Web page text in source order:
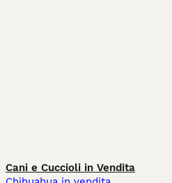
Cani e Cuccioli in Vendita